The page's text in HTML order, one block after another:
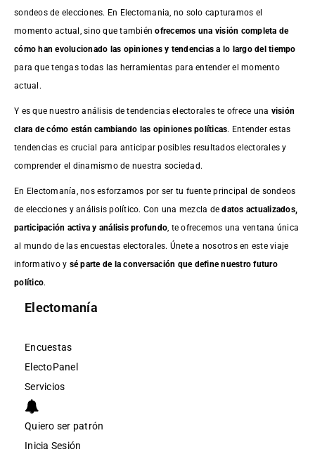
sondeos de elecciones. En Electomania, no solo capturamos el
momento actual, sino que tambiénofrecemos una visión completa de
cómo han evolucionado las opiniones y tendencias a lo largo del tiempo
para que tengas todas las herramientas para entender el momento
actual.
Y es que nuestro análisis de tendencias electorales te ofrece una visión
clara de cómo están cambiando las opiniones políticas. Entender estas
tendencias es crucial para anticipar posibles resultados electorales y
comprender el dinamismo de nuestra sociedad.
En Electomanía, nos esforzamos por ser tu fuente principal de sondeos
de elecciones y análisis político. Con una mezcla dedatos actualizados,
participación activa y análisis profundo , te ofrecemos una ventana única
al mundo de las encuestas electorales. Únete a nosotros en este viaje
informativo y sé parte de la conversación que define nuestro futuro
político.
Electomanía
Encuestas
ElectoPanel
Servicios
Quiero ser patrón
Inicia Sesión